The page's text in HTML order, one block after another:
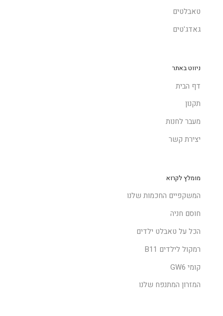
טאבלטים
גאדג'טים
ניווט באתר
דף הבית
תקנון
מעבר לחנות
יצירת קשר
מומלץ לקרוא
המשקפיים החכמות שלנו
חוסם חניה
הכל על טאבלט ילדים
רמקול לילדים B11
קומי GW6
המזרון המתנפח שלנו